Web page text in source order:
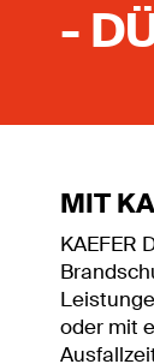
-
MIT
KAEFER
oder mit